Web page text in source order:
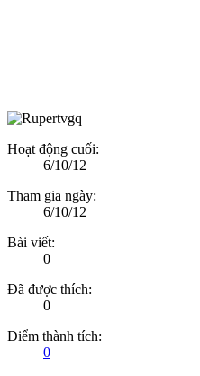
Hoạt động cuối:
6/10/12
Tham gia ngày:
6/10/12
Bài viết:
0
Đã được thích:
0
Điểm thành tích:
0